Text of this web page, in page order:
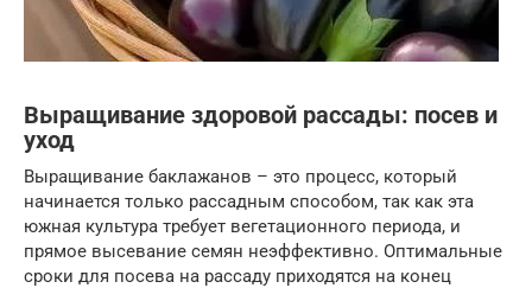
Выращивание здоровой рассады: посев и
уход
Выращивание баклажанов – это процесс, который
начинается только рассадным способом, так как эта
южная культура требует вегетационного периода, и
прямое высевание семян неэффективно. Оптимальные
сроки для посева на рассаду приходятся на конец